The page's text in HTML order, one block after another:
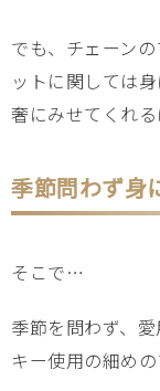
でも、チェーン
ットに関しては
奢にみせてくれ
季節問わず身
そこで…
季節を問わず、
キー使用の細め